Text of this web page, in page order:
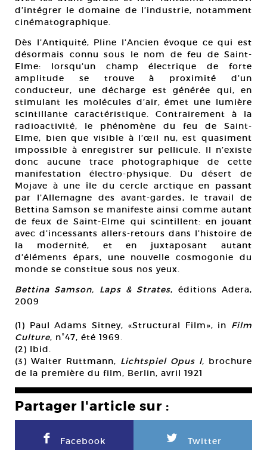
d’intégrer le domaine de l’industrie, notamment
cinématographique.
Dès l’Antiquité, Pline l’Ancien évoque ce qui est
désormais connu sous le nom de feu de Saint-
Elme: lorsqu’un champ électrique de forte
amplitude se trouve à proximité d’un
conducteur, une décharge est générée qui, en
stimulant les molécules d’air, émet une lumière
scintillante caractéristique. Contrairement à la
radioactivité, le phénomène du feu de Saint-
Elme, bien que visible à l’œil nu, est quasiment
impossible à enregistrer sur pellicule. Il n’existe
donc aucune trace photographique de cette
manifestation électro-physique. Du désert de
Mojave à une île du cercle arctique en passant
par l’Allemagne des avant-gardes, le travail de
Bettina Samson se manifeste ainsi comme autant
de feux de Saint-Elme qui scintillent: en jouant
avec d’incessants allers-retours dans l’histoire de
la modernité, et en juxtaposant autant
d’éléments épars, une nouvelle cosmogonie du
monde se constitue sous nos yeux.
Bettina Samson, Laps & Strates, éditions Adera,
2009
(1) Paul Adams Sitney, «Structural Film», in Film
Culture, n°47, été 1969.
(2) Ibid.
(3) Walter Ruttmann, Lichtspiel Opus I, brochure
de la première du film, Berlin, avril 1921
Partager l'article sur :
F Facebook L Twitter